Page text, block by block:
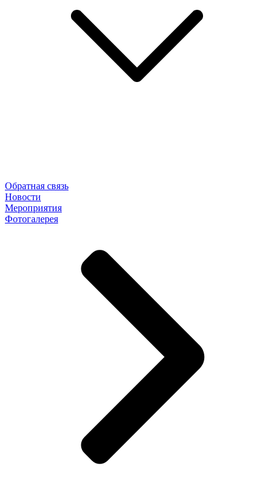
Обратная связь
Новости
Мероприятия
Фотогалерея